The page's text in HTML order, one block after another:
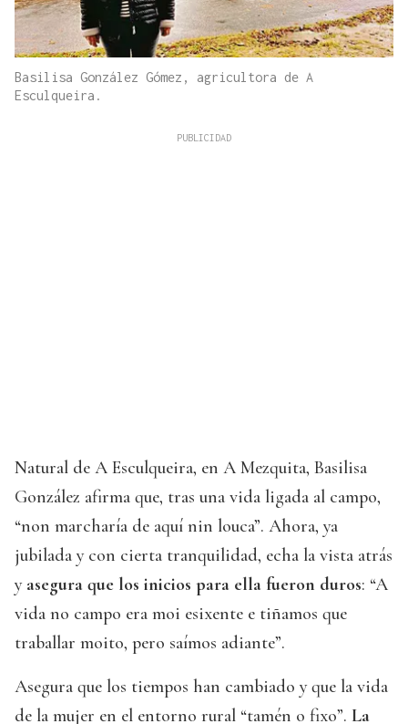
Basilisa González Gómez, agricultora de A
Esculqueira.
Natural de A Esculqueira, en A Mezquita, Basilisa
González afirma que, tras una vida ligada al campo,
“non marcharía de aquí nin louca”. Ahora, ya
jubilada y con cierta tranquilidad, echa la vista atrás
y asegura que los inicios para ella fueron duros: “A
vida no campo era moi esixente e tiñamos que
traballar moito, pero saímos adiante”.
Asegura que los tiempos han cambiado y que la vida
de la mujer en el entorno rural “tamén o fixo”. La